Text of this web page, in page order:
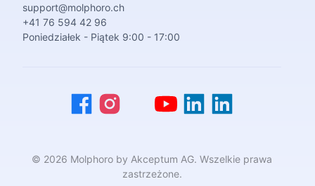
support@molphoro.ch
+41 76 594 42 96
Poniedziałek - Piątek 9:00 - 17:00
© 2026 Molphoro by Akceptum AG. Wszelkie prawa
zastrzeżone.